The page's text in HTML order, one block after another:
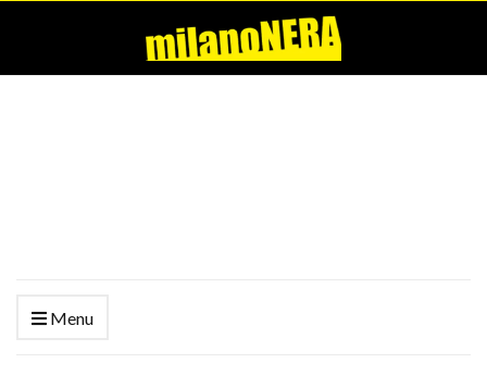
Menu